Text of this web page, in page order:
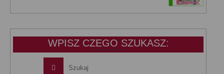
wynosiła:wynosi:
WPISZ CZEGO SZUKASZ: